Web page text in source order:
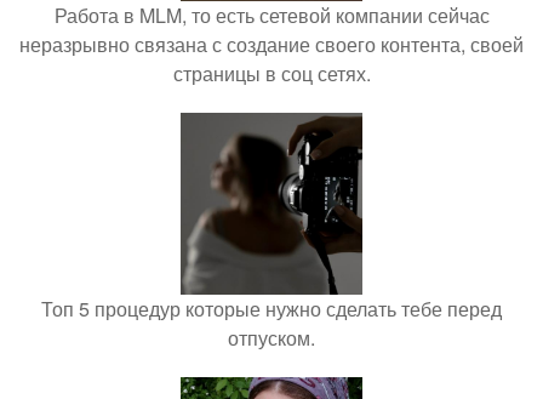
Работа в MLM, то есть сетевой компании сейчас
неразрывно связана с создание своего контента, своей
страницы в соц сетях.
Топ 5 процедур которые нужно сделать тебе перед
отпуском.